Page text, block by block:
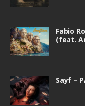
Fabio
(feat.
Sayf –